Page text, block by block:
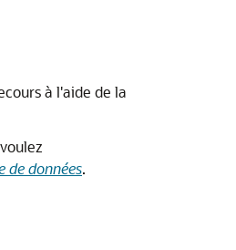
à l'aide de la
de données.